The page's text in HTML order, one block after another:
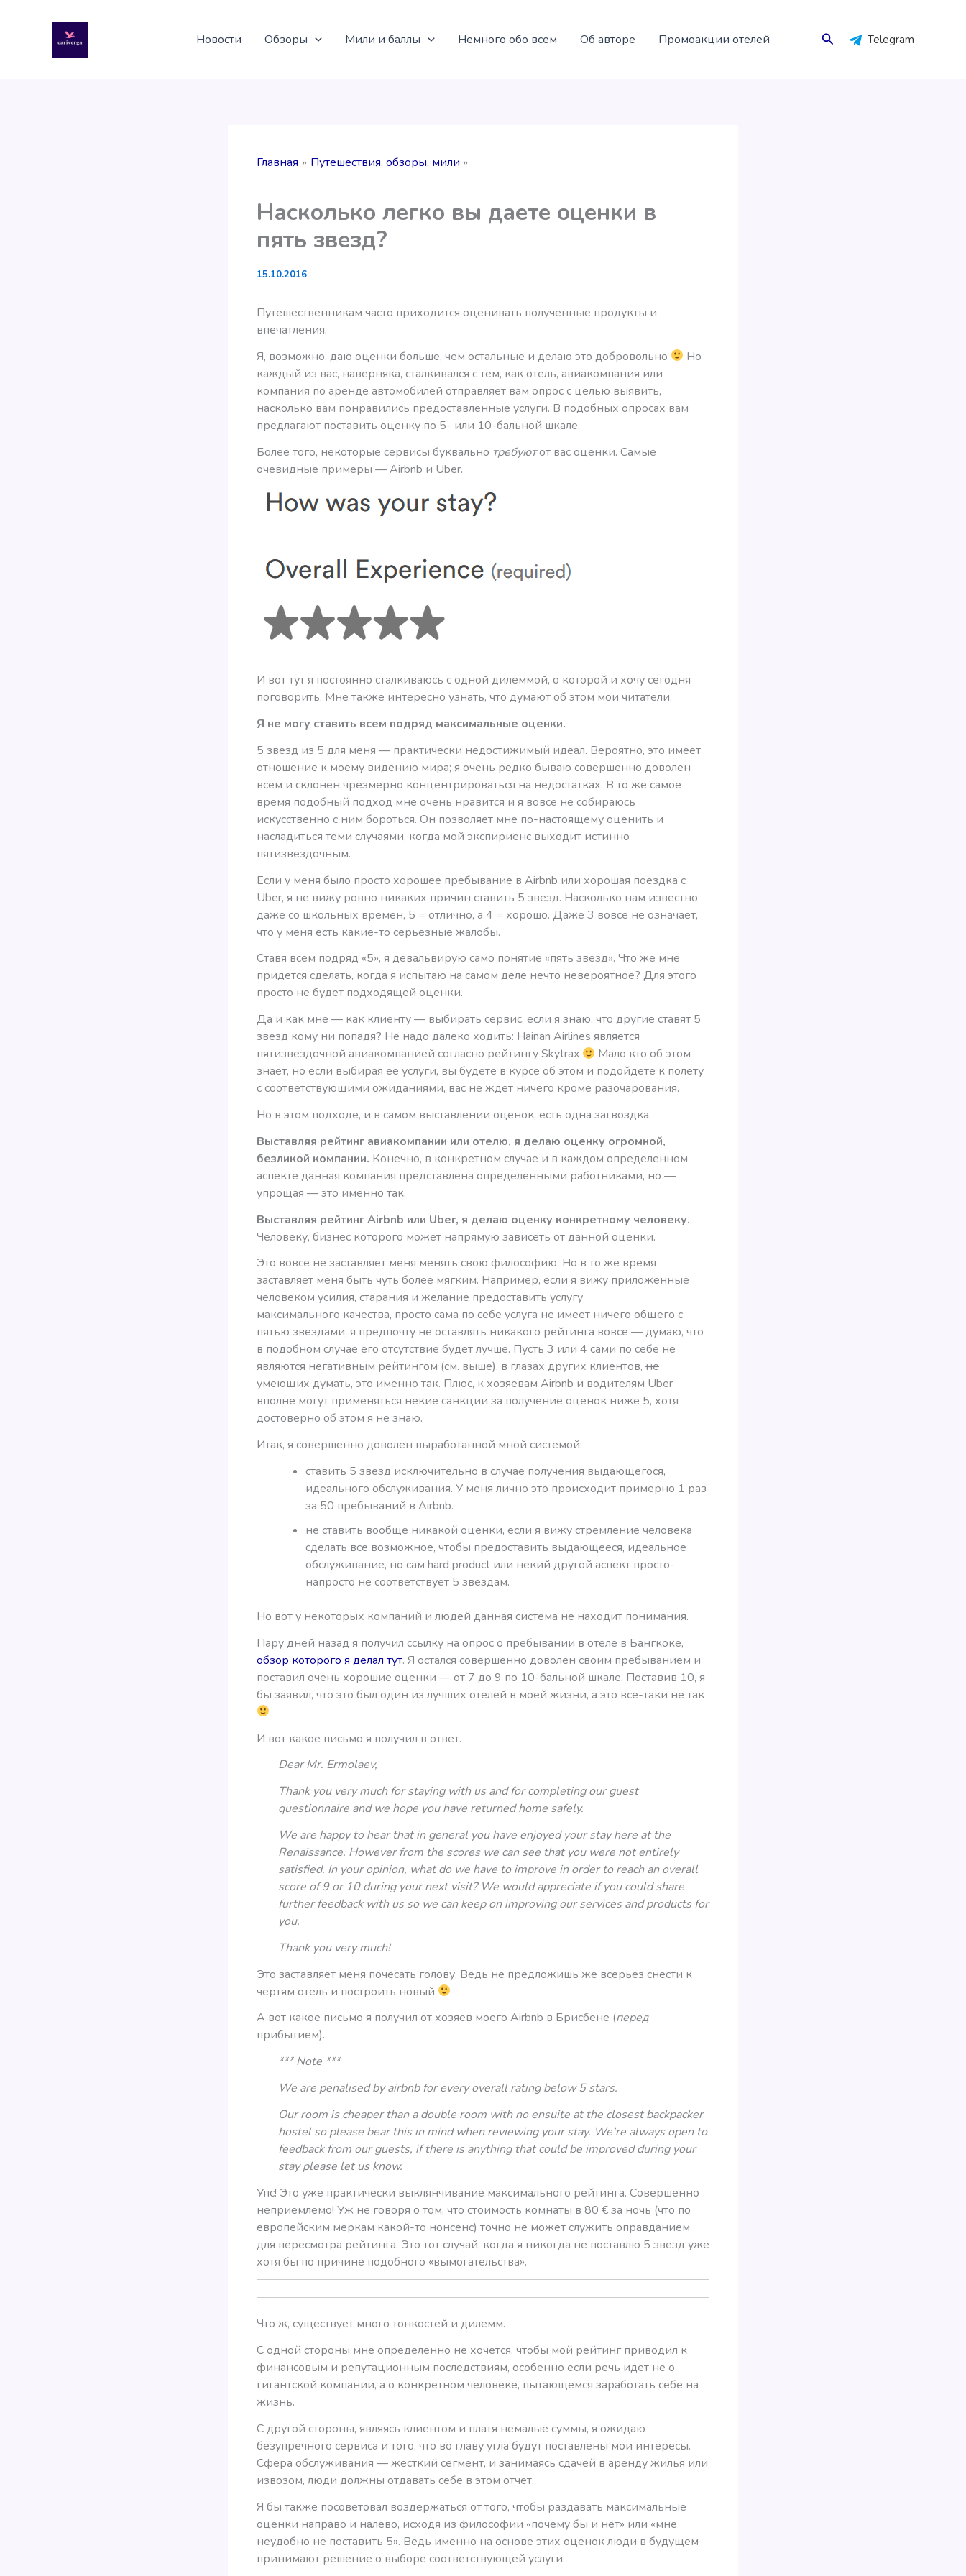
содержимому
Новости Обзоры Мили и баллы Немного обо всем Об авторе Промоакции отелей Поиск Telegram
Главная Путешествия, обзоры, мили
Насколько легко вы даете оценки в
пять звезд?
15.10.2016
Путешественникам часто приходится оценивать полученные продукты и
впечатления.
Я, возможно, даю оценки больше, чем остальные и делаю это добровольно
Но
каждый из вас, наверняка, сталкивался с тем, как отель, авиакомпания или
компания по аренде автомобилей отправляет вам опрос с целью выявить,
насколько вам понравились предоставленные услуги. В подобных опросах вам
предлагают поставить оценку по 5- или 10-бальной шкале.
Более того, некоторые сервисы буквально требуютот вас оценки. Самые
очевидные примеры — Airbnb и Uber.
И вот тут я постоянно сталкиваюсь с одной дилеммой, о которой и хочу сегодня
поговорить. Мне также интересно узнать, что думают об этом мои читатели.
Я не могу ставить всем подряд максимальные оценки.
5 звезд из 5 для меня — практически недостижимый идеал. Вероятно, это имеет
отношение к моему видению мира; я очень редко бываю совершенно доволен
всем и склонен чрезмерно концентрироваться на недостатках. В то же самое
время подобный подход мне очень нравится и я вовсе не собираюсь
искусственно с ним бороться. Он позволяет мне по-настоящему оценить и
насладиться теми случаями, когда мой экспириенс выходит истинно
пятизвездочным.
Если у меня было просто хорошее пребывание в Airbnb или хорошая поездка с
Uber, я не вижу ровно никаких причин ставить 5 звезд. Насколько нам известно
даже со школьных времен, 5 = отлично, а 4 = хорошо. Даже 3 вовсе не означает,
что у меня есть какие-то серьезные жалобы.
Ставя всем подряд «5», я девальвирую само понятие «пять звезд». Что же мне
придется сделать, когда я испытаю на самом деле нечто невероятное? Для этого
просто не будет подходящей оценки.
Да и как мне — как клиенту — выбирать сервис, если я знаю, что другие ставят 5
звезд кому ни попадя? Не надо далеко ходить: Hainan Airlines является
пятизвездочной авиакомпанией согласно рейтингу Skytrax
Мало кто об этом
знает, но если выбирая ее услуги, вы будете в курсе об этом и подойдете к полету
с соответствующими ожиданиями, вас не ждет ничего кроме разочарования.
Но в этом подходе, и в самом выставлении оценок, есть одна загвоздка.
Выставляя рейтинг авиакомпании или отелю, я делаю оценку огромной,
безликой компании. Конечно, в конкретном случае и в каждом определенном
аспекте данная компания представлена определенными работниками, но —
упрощая — это именно так.
Выставляя рейтинг Airbnb или Uber, я делаю оценку конкретному человеку.
Человеку, бизнес которого может напрямую зависеть от данной оценки.
Это вовсе не заставляет меня менять свою философию. Но в то же время
заставляет меня быть чуть более мягким. Например, если я вижу приложенные
человеком усилия, старания и желание предоставить услугу
максимального качества, просто сама по себе услуга не имеет ничего общего с
пятью звездами, я предпочту не оставлять никакого рейтинга вовсе — думаю, что
в подобном случае его отсутствие будет лучше. Пусть 3 или 4 сами по себе не
являются негативным рейтингом (см. выше), в глазах других клиентов, не
умеющих думать, это именно так. Плюс, к хозяевам Airbnb и водителям Uber
вполне могут применяться некие санкции за получение оценок ниже 5, хотя
достоверно об этом я не знаю.
Итак, я совершенно доволен выработанной мной системой:
ставить 5 звезд исключительно в случае получения выдающегося,
идеального обслуживания. У меня лично это происходит примерно 1 раз
за 50 пребываний в Airbnb.
не ставить вообще никакой оценки, если я вижу стремление человека
сделать все возможное, чтобы предоставить выдающееся, идеальное
обслуживание, но сам hard product или некий другой аспект просто-
напросто не соответствует 5 звездам.
Но вот у некоторых компаний и людей данная система не находит понимания.
Пару дней назад я получил ссылку на опрос о пребывании в отеле в Бангкоке,
обзор которого я делал тут. Я остался совершенно доволен своим пребыванием и
поставил очень хорошие оценки — от 7 до 9 по 10-бальной шкале. Поставив 10, я
бы заявил, что это был один из лучших отелей в моей жизни, а это все-таки не так
И вот какое письмо я получил в ответ.
Dear Mr. Ermolaev,
Thank you very much for staying with us and for completing our guest
questionnaire and we hope you have returned home safely.
We are happy to hear that in general you have enjoyed your stay here at the
Renaissance. However from the scores we can see that you were not entirely
satisfied. In your opinion, what do we have to improve in order to reach an overall
score of 9 or 10 during your next visit? We would appreciate if you could share
further feedback with us so we can keep on improving our services and products for
you.
Thank you very much!
Это заставляет меня почесать голову. Ведь не предложишь же всерьез снести к
чертям отель и построить новый
А вот какое письмо я получил от хозяев моего Airbnb в Брисбене (перед
прибытием).
*** Note ***
We are penalised by airbnb for every overall rating below 5 stars.
Our room is cheaper than a double room with no ensuite at the closest backpacker
hostel so please bear this in mind when reviewing your stay. We’re always open to
feedback from our guests, if there is anything that could be improved during your
stay please let us know.
Упс! Это уже практически выклянчивание максимального рейтинга. Совершенно
неприемлемо! Уж не говоря о том, что стоимость комнаты в 80 € за ночь (что по
европейским меркам какой-то нонсенс) точно не может служить оправданием
для пересмотра рейтинга. Это тот случай, когда я никогда не поставлю 5 звезд уже
хотя бы по причине подобного «вымогательства».
Что ж, существует много тонкостей и дилемм.
С одной стороны мне определенно не хочется, чтобы мой рейтинг приводил к
финансовым и репутационным последствиям, особенно если речь идет не о
гигантской компании, а о конкретном человеке, пытающемся заработать себе на
жизнь.
С другой стороны, являясь клиентом и платя немалые суммы, я ожидаю
безупречного сервиса и того, что во главу угла будут поставлены мои интересы.
Сфера обслуживания — жесткий сегмент, и занимаясь сдачей в аренду жилья или
извозом, люди должны отдавать себе в этом отчет.
Я бы также посоветовал воздержаться от того, чтобы раздавать максимальные
оценки направо и налево, исходя из философии «почему бы и нет» или «мне
неудобно не поставить 5». Ведь именно на основе этих оценок люди в будущем
принимают решение о выборе соответствующей услуги.